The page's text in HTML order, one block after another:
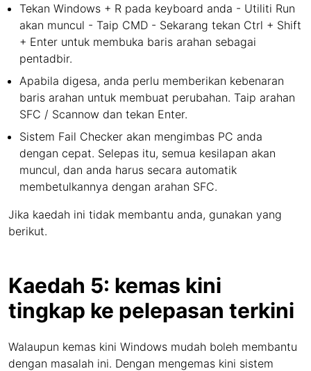
Tekan Windows + R pada keyboard anda - Utiliti Run
akan muncul - Taip CMD - Sekarang tekan Ctrl + Shift
+ Enter untuk membuka baris arahan sebagai
pentadbir.
Apabila digesa, anda perlu memberikan kebenaran
baris arahan untuk membuat perubahan. Taip arahan
SFC / Scannow dan tekan Enter.
Sistem Fail Checker akan mengimbas PC anda
dengan cepat. Selepas itu, semua kesilapan akan
muncul, dan anda harus secara automatik
membetulkannya dengan arahan SFC.
Jika kaedah ini tidak membantu anda, gunakan yang
berikut.
Kaedah 5: kemas kini
tingkap ke pelepasan terkini
Walaupun kemas kini Windows mudah boleh membantu
dengan masalah ini. Dengan mengemas kini sistem